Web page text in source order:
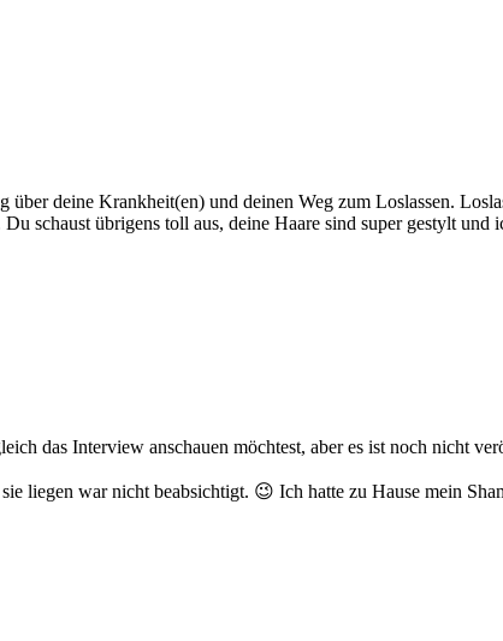
deine Krankheit(en) und deinen Weg zum Loslassen.
schaust übrigens toll aus, deine Haare sind super gestylt
das Interview anschauen möchtest, aber es ist noch nicht
liegen war nicht beabsichtigt. 😉 Ich hatte zu Hause mein